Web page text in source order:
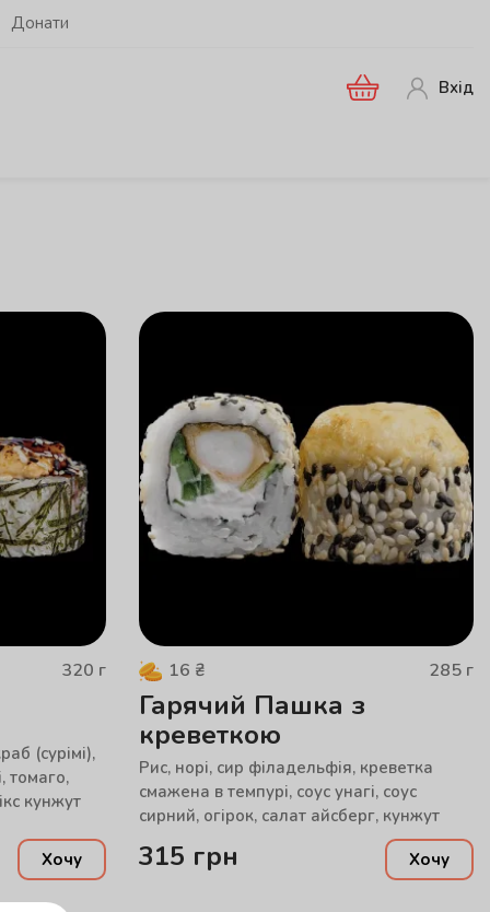
Донати
Вхід
320 г
(сурімі),
томаго,
кунжут
Хочу
16 ₴ 285 г
Гарячий Пашка з
креветкою
Рис, норі, сир філадельфія, креветка
смажена в темпурі, соус унагі, соус
сирний, огірок, салат айсберг, кунжут
315 грн Хочу